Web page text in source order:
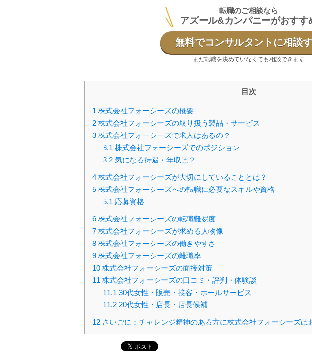
転職のご相談なら
アズール&カンパニーがおすす
無料でコンサルタントに相談
まだ転職を決めていなくても相談できます
目次
1 株式会社フォーシーズの概要
2 株式会社フォーシーズの取り扱う製品・サービス
3 株式会社フォーシーズで求人はあるの？
3.1株式会社フォーシーズでのポジション
3.2気になる待遇・年収は？
4 株式会社フォーシーズが大切にしていることとは？
5 株式会社フォーシーズへの転職に必要なスキルや資格
5.1応募資格
6 株式会社フォーシーズの転職難易度
7 株式会社フォーシーズが求める人物像
8 株式会社フォーシーズの働きやすさ
9 株式会社フォーシーズの離職率
10 株式会社フォーシーズの面接対策
11 株式会社フォーシーズの口コミ・評判・体験談
11.130代女性・販売・接客・ホールサービス
11.220代女性・店長・店長候補
12 さいごに：チャレンジ精神のある方に株式会社フォーシーズは